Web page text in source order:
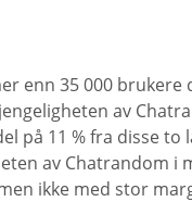
35 000
av
11 % fra disse
av
ikke med stor